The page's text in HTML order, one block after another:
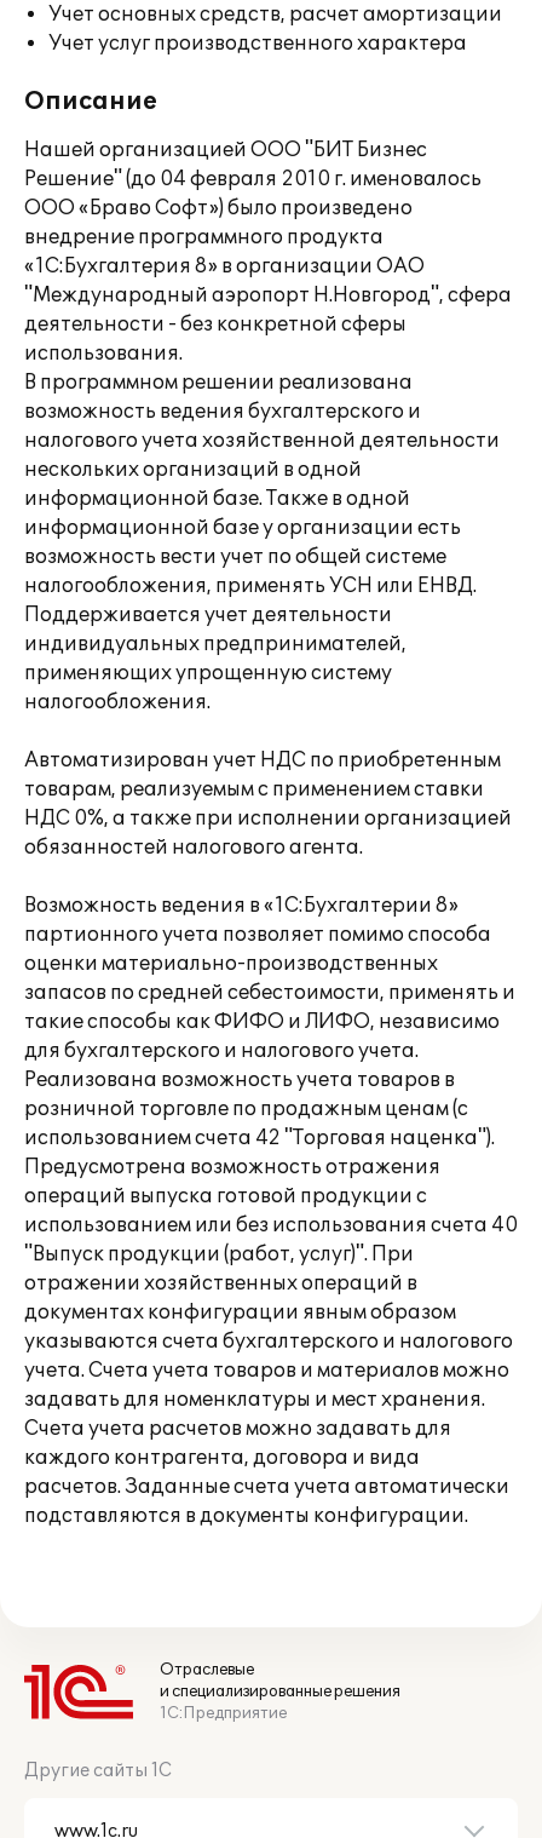
Учет основных средств, расчет амортизации
Учет услуг производственного характера
Описание
Нашей организацией ООО "БИТ Бизнес
Решение" (до 04 февраля 2010 г. именовалось
ООО «Браво Софт») было произведено
внедрение программного продукта
«1C:Бухгалтерия 8» в организации ОАО
"Международный аэропорт Н.Новгород", сфера
деятельности - без конкретной сферы
использования.
В программном решении реализована
возможность ведения бухгалтерского и
налогового учета хозяйственной деятельности
нескольких организаций в одной
информационной базе. Также в одной
информационной базе у организации есть
возможность вести учет по общей системе
налогообложения, применять УСН или ЕНВД.
Поддерживается учет деятельности
индивидуальных предпринимателей,
применяющих упрощенную систему
налогообложения.
Автоматизирован учет НДС по приобретенным
товарам, реализуемым с применением ставки
НДС 0%, а также при исполнении организацией
обязанностей налогового агента.
Возможность ведения в «1С:Бухгалтерии 8»
партионного учета позволяет помимо способа
оценки материально-производственных
запасов по средней себестоимости, применять и
такие способы как ФИФО и ЛИФО, независимо
для бухгалтерского и налогового учета.
Реализована возможность учета товаров в
розничной торговле по продажным ценам (с
использованием счета 42 "Торговая наценка").
Предусмотрена возможность отражения
операций выпуска готовой продукции с
использованием или без использования счета 40
"Выпуск продукции (работ, услуг)". При
отражении хозяйственных операций в
документах конфигурации явным образом
указываются счета бухгалтерского и налогового
учета. Счета учета товаров и материалов можно
задавать для номенклатуры и мест хранения.
Счета учета расчетов можно задавать для
каждого контрагента, договора и вида
расчетов. Заданные счета учета автоматически
подставляются в документы конфигурации.
Отраслевые
и специализированные решения
1С:Предприятие
Другие сайты 1С